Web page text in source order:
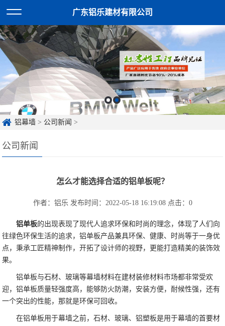
广东铝乐建材有限公司
铝幕墙 > 公司新闻 >
公司新闻
怎么才能选择合适的铝单板呢？
作者：铝乐 发布时间：2022-05-18 16:19:08 点击： 0
铝单板的出现表现了现代人追求环保和时尚的理念，体现了人们向
往绿色环保生活的追求，铝单板产品兼具环保、健康、时尚等于一身优
点，秉承工匠精神制作，开拓了设计师的视野，更能打造精美的装饰效
果。
铝单板与石材、玻璃等幕墙材料在建材装修材料市场都非常受欢
迎，铝单板质量轻强度高，能够防火防潮，安装方便，耐候性强，还有
一个突出的性能，那就是环保可回收。
在铝单板用于幕墙之前，石材、玻璃、铝塑板是用于幕墙的首要材